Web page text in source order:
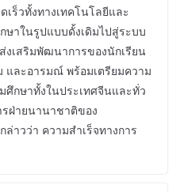
เร็วทั้งทางเทคโนโลยีและ
าในรูปแบบดั้งเดิมไปสู่ระบบ
งเสริมพัฒนาการของนักเรียน
ละอารมณ์ พร้อมเตรียมความ
กษาทั้งในประเทศจีนและทั่ว
ฝ่ายนานาชาติของ
าวว่า ความสำเร็จทางการ